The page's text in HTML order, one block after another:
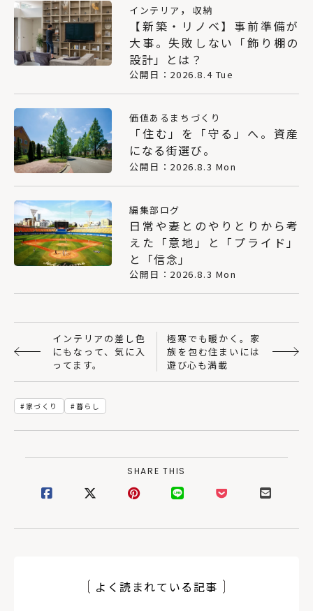
インテリア ， 収納
【新築・リノベ】事前準備が
大事。失敗しない「飾り棚の
設計」とは？
公開日：2026.8.4 Tue
価値あるまちづくり
「住む」を「守る」へ。資産
になる街選び。
公開日：2026.8.3 Mon
編集部ログ
日常や妻とのやりとりから考
えた「意地」と「プライド」
と「信念」
公開日：2026.8.3 Mon
インテリアの差し色
にもなって、気に入
ってます。
極寒でも暖かく。家
族を包む住まいには
遊び心も満載
家づくり 暮らし
SHARE THIS
よく読まれている記事